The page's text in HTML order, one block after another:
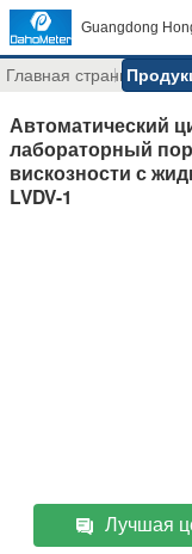
Guangdong
Главная страница
Автоматический
лабораторный
вискозности с
LVDV-1
Лучшая